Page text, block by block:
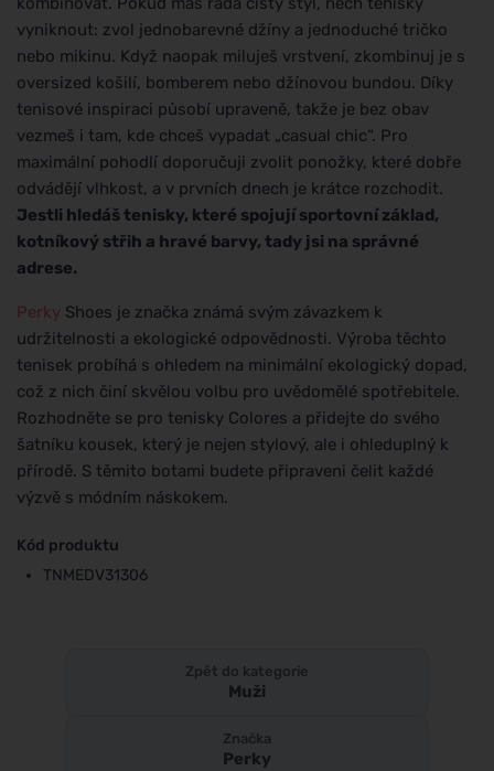
vyniknout: zvol jednobarevné džíny a jednoduché tričko
nebo mikinu. Když naopak miluješ vrstvení, zkombinuj je s
oversized košilí, bomberem nebo džínovou bundou. Díky
tenisové inspiraci působí upraveně, takže je bez obav
vezmeš i tam, kde chceš vypadat „casual chic“. Pro
maximální pohodlí doporučuji zvolit ponožky, které dobře
odvádějí vlhkost, a v prvních dnech je krátce rozchodit.
Jestli hledáš tenisky, které spojují sportovní základ,
kotníkový střih a hravé barvy, tady jsi na správné
adrese.
Perky Shoes je značka známá svým závazkem k
udržitelnosti a ekologické odpovědnosti. Výroba těchto
tenisek probíhá s ohledem na minimální ekologický dopad,
což z nich činí skvělou volbu pro uvědomělé spotřebitele.
Rozhodněte se pro tenisky Colores a přidejte do svého
šatníku kousek, který je nejen stylový, ale i ohleduplný k
přírodě. S těmito botami budete připraveni čelit každé
výzvě s módním náskokem.
Kód produktu
TNMEDV31306
Zpět do kategorie
Muži
Značka
Perky